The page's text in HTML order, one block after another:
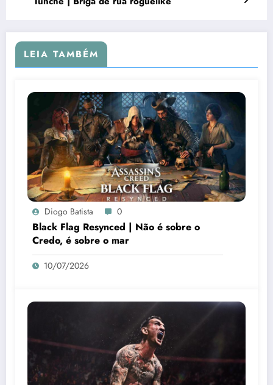
LEIA TAMBÉM
Diogo Batista 0
Black Flag Resynced | Não é sobre o
Credo, é sobre o mar
10/07/2026